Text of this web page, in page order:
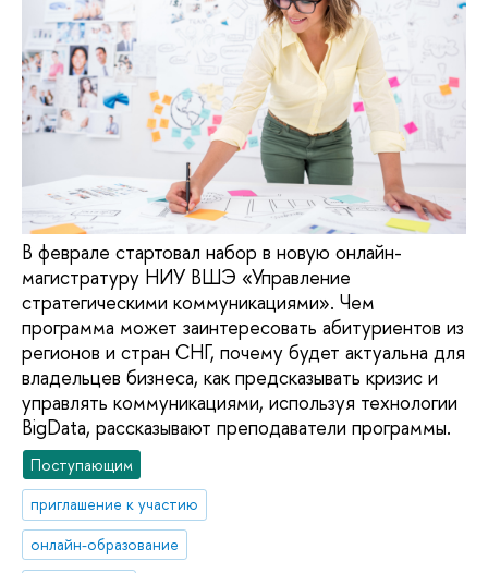
В феврале стартовал набор в новую онлайн-
магистратуру НИУ ВШЭ «Управление
стратегическими коммуникациями». Чем
программа может заинтересовать абитуриентов из
регионов и стран СНГ, почему будет актуальна для
владельцев бизнеса, как предсказывать кризис и
управлять коммуникациями, используя технологии
BigData, рассказывают преподаватели программы.
Поступающим
приглашение к участию
онлайн-образование